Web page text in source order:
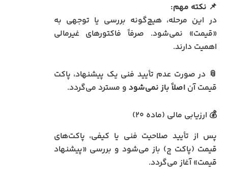
📌 نکته مهم:
در این مرحله، هیچ‌گونه بررسی یا توجهی به
«قیمت» نمی‌شود. صرفاً فاکتورهای غیرمالی
اهمیت دارند.
📎 در صورت عدم تأیید فنی یک پیشنهاد، پاکت
قیمت آناصلاً باز نمی‌شود و مسترد می‌گردد.
💰 ارزیابی مالی (ماده ۲۰)
پس از تأیید صلاحیت فنی یا کیفی، پاکت‌های
قیمت (پاکت ج) باز می‌شود و بررسی «پیشنهاد
قیمت» آغاز می‌گردد.